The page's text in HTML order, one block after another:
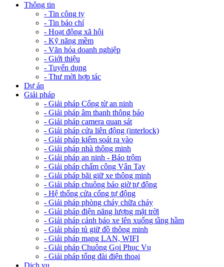
Thông tin
- Tin công ty
- Tin báo chí
- Hoạt động xã hội
- Kỹ năng mềm
- Văn hóa doanh nghiệp
- Giới thiệu
- Tuyển dụng
- Thư mời hợp tác
Dự án
Giải pháp
- Giải pháp Cổng từ an ninh
- Giải pháp âm thanh thông báo
- Giải pháp camera quan sát
- Giải pháp cửa liên động (interlock)
- Giải pháp kiểm soát ra vào
- Giải pháp nhà thông minh
- Giải pháp an ninh - Báo trộm
- Giải pháp chấm công Vân Tay
- Giải pháp bãi giữ xe thông minh
- Giải pháp chuông báo giờ tự động
- Hệ thống cửa cổng tự động
- Giải pháp phòng cháy chữa cháy
- Giải pháp điện năng lượng mặt trời
- Giải pháp cảnh báo xe lên xuống tầng hầm
- Giải pháp tủ giữ đồ thông minh
- Giải pháp mạng LAN, WIFI
- Giải pháp Chuông Gọi Phục Vụ
- Giải pháp tổng đài điện thoại
Dịch vụ